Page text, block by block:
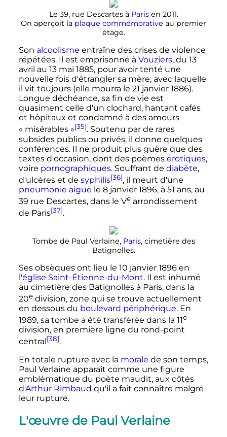
Le 39, rue Descartes à Parisen 2011.
On aperçoit la plaque commémorative au premier
étage.
Son alcoolisme entraîne des crises de violence
répétées. Il est emprisonné à Vouziers, du 13
avril au 13 mai 1885, pour avoir tenté une
nouvelle fois d'étrangler sa mère, avec laquelle
il vit toujours (elle mourra le 21 janvier 1886).
Longue déchéance, sa fin de vie est
quasiment celle d'un clochard, hantant cafés
et hôpitaux et condamné à des amours
« misérables »[35]. Soutenu par de rares
subsides publics ou privés, il donne quelques
conférences. Il ne produit plus guère que des
textes d'occasion, dont des poèmes érotiques,
voire pornographiques. Souffrant de diabète,
d'ulcères et de syphilis[36], il meurt d'une
pneumonie aiguë le 8 janvier 1896, à 51 ans, au
39 rue Descartes, dans le Ve arrondissement
de Paris[37].
Tombe de Paul Verlaine, Paris, cimetière des
Batignolles.
Ses obsèques ont lieu le 10 janvier 1896en
l'église Saint-Étienne-du-Mont. Il est inhumé
au cimetière des Batignolles à Paris, dans la
20e division, zone qui se trouve actuellement
en dessous du boulevard périphérique. En
1989, sa tombe a été transférée dans la 11e
division, en première ligne du rond-point
central [38].
En totale rupture avec la morale de son temps,
Paul Verlaine apparaît comme une figure
emblématique du poète maudit, aux côtés
d'Arthur Rimbaud qu'il a fait connaître malgré
leur rupture.
L'œuvre de Paul Verlaine